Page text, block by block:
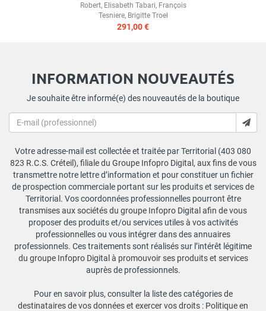
Robert, Elisabeth Tabari, François
Tesniere, Brigitte Troel
291,00 €
INFORMATION NOUVEAUTÉS
Je souhaite être informé(e) des nouveautés de la boutique
Votre adresse-mail est collectée et traitée par Territorial (403 080
823 R.C.S. Créteil), filiale du Groupe Infopro Digital, aux fins de vous
transmettre notre lettre d’information et pour constituer un fichier
de prospection commerciale portant sur les produits et services de
Territorial. Vos coordonnées professionnelles pourront être
transmises aux sociétés du groupe Infopro Digital afin de vous
proposer des produits et/ou services utiles à vos activités
professionnelles ou vous intégrer dans des annuaires
professionnels. Ces traitements sont réalisés sur l’intérêt légitime
du groupe Infopro Digital à promouvoir ses produits et services
auprès de professionnels.
Pour en savoir plus, consulter la liste des catégories de
destinataires de vos données et exercer vos droits : Politique en